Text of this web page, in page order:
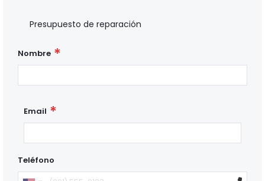
Presupuesto de reparación
Nombre
Email
Teléfono